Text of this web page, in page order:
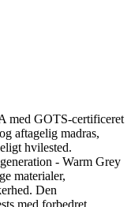
med GOTS-certificeret
aftagelig madras,
hvilested.
- Warm Grey
materialer,
Den